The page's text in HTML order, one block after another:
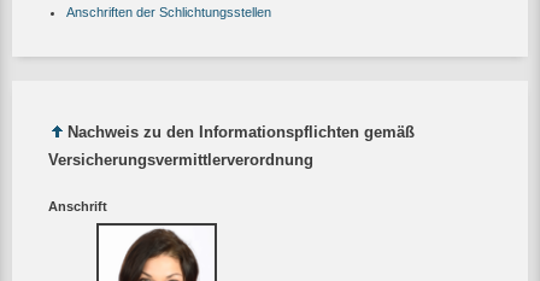
Anschriften der Schlichtungsstellen
Nachweis zu den Informationspflichten gemäß
Versicherungsvermittlerverordnung
Anschrift